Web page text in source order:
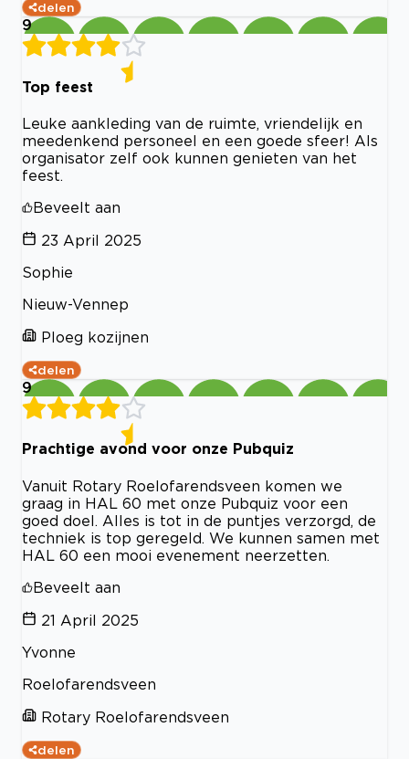
delen
9
Top feest
Leuke aankleding van de ruimte, vriendelijk en
meedenkend personeel en een goede sfeer! Als
organisator zelf ook kunnen genieten van het
feest.
Beveelt aan
23 April 2025
Sophie
Nieuw-Vennep
Ploeg kozijnen
delen
9
Prachtige avond voor onze Pubquiz
Vanuit Rotary Roelofarendsveen komen we
graag in HAL 60 met onze Pubquiz voor een
goed doel. Alles is tot in de puntjes verzorgd, de
techniek is top geregeld. We kunnen samen met
HAL 60 een mooi evenement neerzetten.
Beveelt aan
21 April 2025
Yvonne
Roelofarendsveen
Rotary Roelofarendsveen
delen